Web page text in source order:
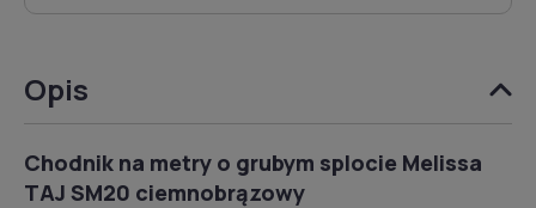
Opis
Chodnik na metry o grubym splocie Melissa
TAJ SM20 ciemnobrązowy